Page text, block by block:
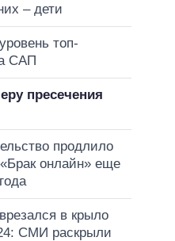
– дети
топ-
САП
пресечения
продлило
онлайн» еще
в крыло
СМИ раскрыли